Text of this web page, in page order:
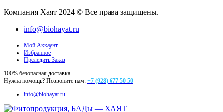
Компания Хаят 2024 © Все права защищены.
info@biohayat.ru
Мой Аккаунт
Избранное
Прследить Заказ
100% безопасная доставка
Нужна помощь? Позвоните нам: +7 (928) 677 50 50
info@biohayat.ru